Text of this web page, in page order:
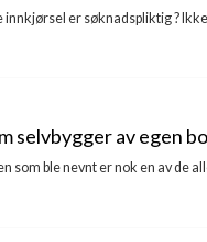
er søknadspliktig ?
selvbygger av egen
ble nevnt er nok en av de